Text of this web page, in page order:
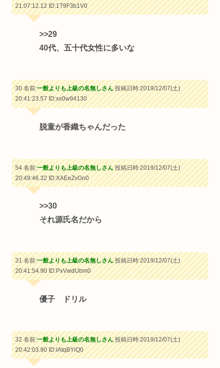
21:07:12.12ID:1T9F3b1V0
>>29
40代、五十代女性に多いな
30 名前:一般よりも上級の名無しさん投稿日時:2019/12/07(土)
20:41:23.57ID:xx0w94130
脱童が香織ちゃんだった
54 名前:一般よりも上級の名無しさん投稿日時:2019/12/07(土)
20:49:46.32ID:XAEeZvGn0
>>30
それ源氏名だから
31 名前:一般よりも上級の名無しさん投稿日時:2019/12/07(土)
20:41:54.90ID:PxVwdUbm0
優子 ドリル
32 名前:一般よりも上級の名無しさん投稿日時:2019/12/07(土)
20:42:03.90ID:lAtqBYiQ0